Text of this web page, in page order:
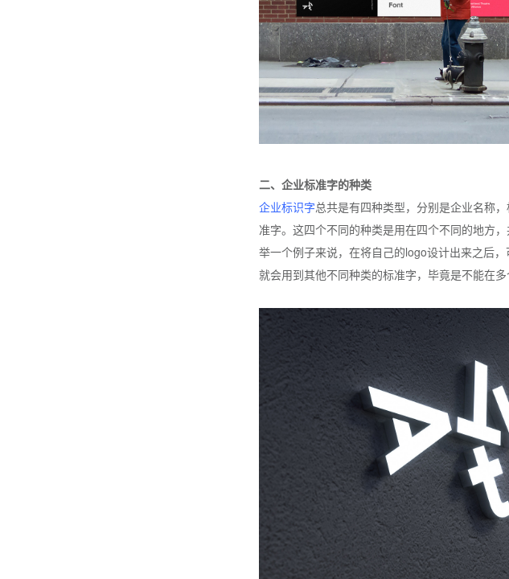
二、企业标准字的种类
企业标识字总共是有四种类型，分别是企业名称
准字。这四个不同的种类是用在四个不同的地方
举一个例子来说，在将自己的logo设计出来之后
就会用到其他不同种类的标准字，毕竟是不能在